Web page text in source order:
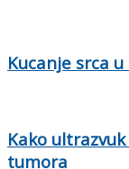
Kucanje srca
Kako
tumora